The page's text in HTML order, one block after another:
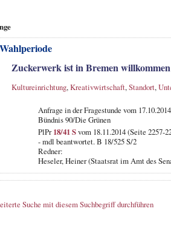
Zuckerwerk ist in Bremen willkommen
Kultureinrichtung,Kreativwirtschaft,Standort,
Anfrage in der Fragestunde vom 17.10.2014
Bündnis 90/Die Grünen
PlPr18/41 Svom 18.11.2014 (Seite 2257-
- mdl beantwortet. B 18/525 S/2
Redner:
Heseler, Heiner (Staatsrat im Amt des
Suche mit diesem Suchbegriff durchführen